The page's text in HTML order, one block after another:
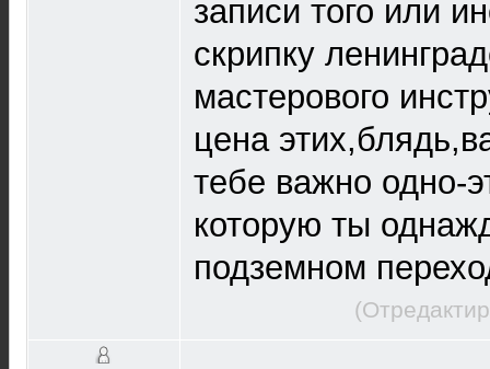
записи того или
скрипку
мастерового
цена
тебе важно одно-
которую ты
подземном